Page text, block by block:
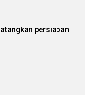
persiapan